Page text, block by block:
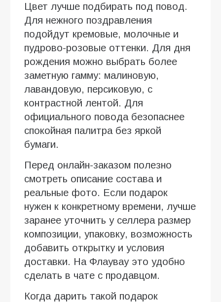
Цвет лучше подбирать под повод.
Для нежного поздравления
подойдут кремовые, молочные и
пудрово-розовые оттенки. Для дня
рождения можно выбрать более
заметную гамму: малиновую,
лавандовую, персиковую, с
контрастной лентой. Для
официального повода безопаснее
спокойная палитра без яркой
бумаги.
Перед онлайн-заказом полезно
смотреть описание состава и
реальные фото. Если подарок
нужен к конкретному времени, лучше
заранее уточнить у селлера размер
композиции, упаковку, возможность
добавить открытку и условия
доставки. На Флаувау это удобно
сделать в чате с продавцом.
Когда дарить такой подарок